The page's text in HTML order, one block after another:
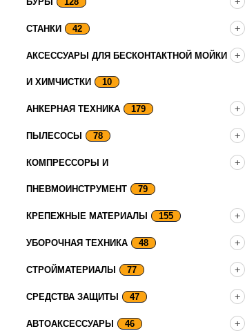
СТАНКИ 42
АКСЕССУАРЫ ДЛЯ БЕСКОНТАКТНОЙ МОЙКИ
И ХИМЧИСТКИ 10
АНКЕРНАЯ ТЕХНИКА 179
ПЫЛЕСОСЫ 78
КОМПРЕССОРЫ И
ПНЕВМОИНСТРУМЕНТ 79
КРЕПЕЖНЫЕ МАТЕРИАЛЫ 155
УБОРОЧНАЯ ТЕХНИКА 48
СТРОЙМАТЕРИАЛЫ 77
СРЕДСТВА ЗАЩИТЫ 47
АВТОАКСЕССУАРЫ 46